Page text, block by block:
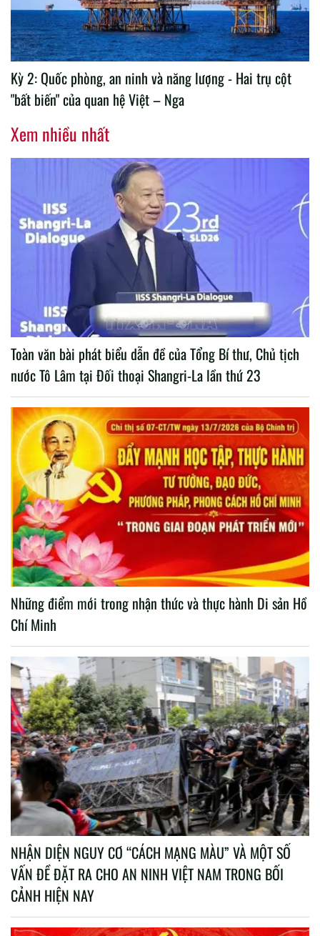
Kỳ 2: Quốc phòng, an ninh và năng lượng - Hai trụ cột
"bất biến" của quan hệ Việt – Nga
Xem nhiều nhất
Toàn văn bài phát biểu dẫn đề của Tổng Bí thư, Chủ tịch
nước Tô Lâm tại Đối thoại Shangri-La lần thứ 23
Những điểm mới trong nhận thức và thực hành Di sản Hồ
Chí Minh
NHẬN DIỆN NGUY CƠ “CÁCH MẠNG MÀU” VÀ MỘT SỐ
VẤN ĐỀ ĐẶT RA CHO AN NINH VIỆT NAM TRONG BỐI
CẢNH HIỆN NAY